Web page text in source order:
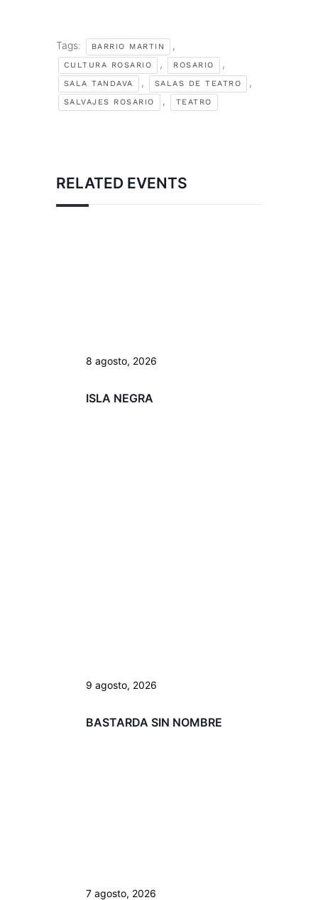
Tags: BARRIO MARTIN ,
CULTURA ROSARIO , ROSARIO ,
SALA TANDAVA , SALAS DE TEATRO ,
SALVAJES ROSARIO , TEATRO
RELATED EVENTS
8 agosto, 2026
ISLA NEGRA
9 agosto, 2026
BASTARDA SIN NOMBRE
7 agosto, 2026